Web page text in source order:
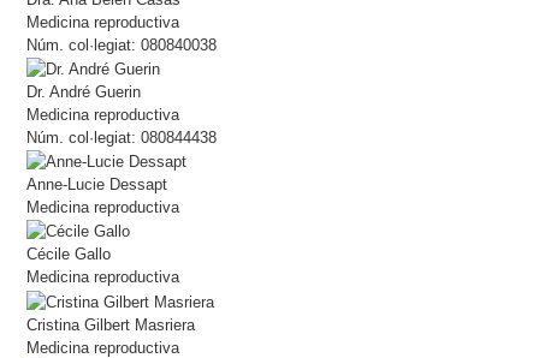
Medicina reproductiva
Núm. col·legiat: 080840038
Dr. André Guerin
Medicina reproductiva
Núm. col·legiat: 080844438
Anne-Lucie Dessapt
Medicina reproductiva
Cécile Gallo
Medicina reproductiva
Cristina Gilbert Masriera
Medicina reproductiva